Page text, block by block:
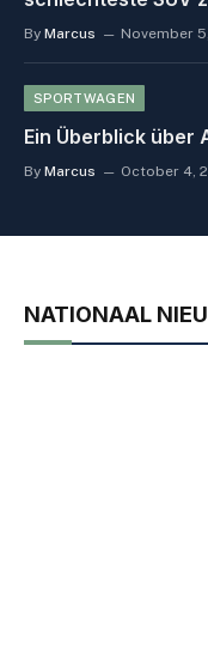
By Marcus November
SPORTWAGEN
Ein Überblick über
By Marcus October 4,
NATIONAAL